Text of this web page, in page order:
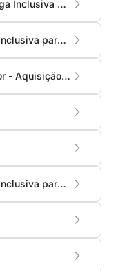
Analista de Soluções IA Pleno (Vaga Inclusiva Para PCDs)
Executivo de Contas - MID (Vaga Inclusiva para PCDs)
Executivo de Contas Pleno e Senior - Aquisição (Vaga Inclusiva para PCDs)
Executivo de Contas - MID (Vaga Inclusiva para PCDs)